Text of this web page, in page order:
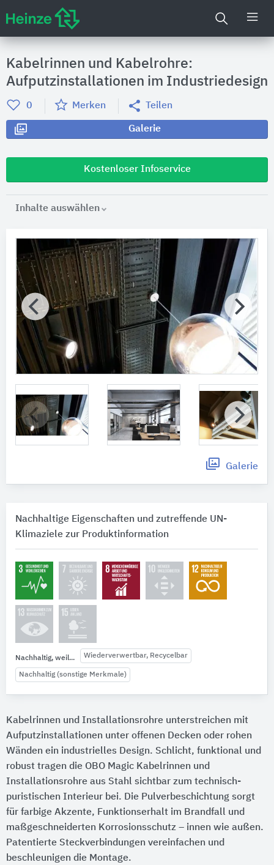
Kabelrinnen und Kabelrohre:
Aufputzinstallationen im Industriedesign
0 Merken Teilen
Galerie
Kostenloser Infoservice
Inhalte auswählen
Galerie
Nachhaltige Eigenschaften und zutreffende UN-
Klimaziele zur Produktinformation
Nachhaltig, weil... Wiederverwertbar, Recycelbar
Nachhaltig (sonstige Merkmale)
Kabelrinnen und Installationsrohre unterstreichen mit
Aufputzinstallationen unter offenen Decken oder rohen
Wänden ein industrielles Design. Schlicht, funktional und
robust tragen die OBO Magic Kabelrinnen und
Installationsrohre aus Stahl sichtbar zum technisch-
puristischen Interieur bei. Die Pulverbeschichtung sorgt
für farbige Akzente, Funktionserhalt im Brandfall und
maßgeschneiderten Korrosionsschutz – innen wie außen.
Patentierte Steckverbindungen vereinfachen und
beschleunigen die Montage.